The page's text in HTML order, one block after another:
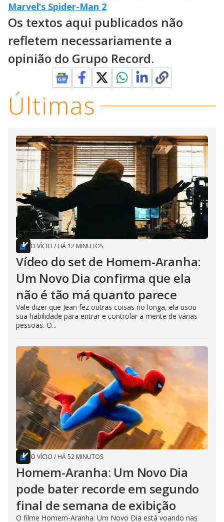
Marvel’s Spider-Man 2
Os textos aqui publicados não
refletem necessariamente a
opinião do Grupo Record.
Últimas
O VÍCIO / HÁ 12 MINUTOS
Vídeo do set de Homem-Aranha:
Um Novo Dia confirma que ela
não é tão má quanto parece
Vale dizer que Jean fez outras coisas no longa, ela usou
sua habilidade para entrar e controlar a mente de várias
pessoas. O...
O VÍCIO / HÁ 52 MINUTOS
Homem-Aranha: Um Novo Dia
pode bater recorde em segundo
final de semana de exibição
O filme Homem-Aranha: Um Novo Dia está voando nas